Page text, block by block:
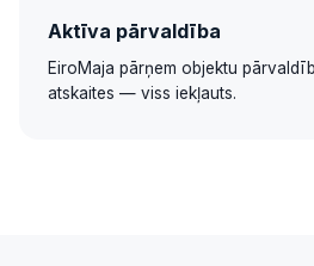
Aktīva pārvaldība
EiroMaja pārņem objektu
atskaites — viss iekļauts.